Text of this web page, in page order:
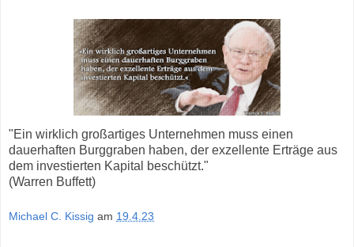
"Ein wirklich großartiges Unternehmen muss einen
dauerhaften Burggraben haben, der exzellente Erträge aus
dem investierten Kapital beschützt."
(Warren Buffett)
Michael C. Kissig am 19.4.23